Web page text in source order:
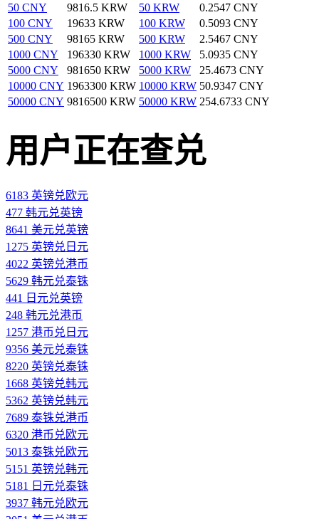
50 CNY
9816.5 KRW 50 KRW
0.2547 CNY
100 CNY
19633 KRW 100 KRW
0.5093 CNY
500 CNY
98165 KRW 500 KRW
2.5467 CNY
1000 CNY
196330 KRW 1000 KRW
5.0935 CNY
5000 CNY
981650 KRW 5000 KRW
25.4673 CNY
10000 CNY 1963300 KRW 10000 KRW 50.9347 CNY
50000 CNY 9816500 KRW 50000 KRW 254.6733 CNY
用户正在查兑
6183 英镑兑欧元
477 韩元兑英镑
8641 美元兑英镑
1275 英镑兑日元
4022 英镑兑港币
5629 韩元兑泰铢
441 日元兑英镑
248 韩元兑港币
1257 港币兑日元
9356 美元兑泰铢
8220 英镑兑泰铢
1668 英镑兑韩元
5362 英镑兑韩元
7689 泰铢兑港币
6320 港币兑欧元
5013 泰铢兑欧元
5151 英镑兑韩元
5181 日元兑泰铢
3937 韩元兑欧元